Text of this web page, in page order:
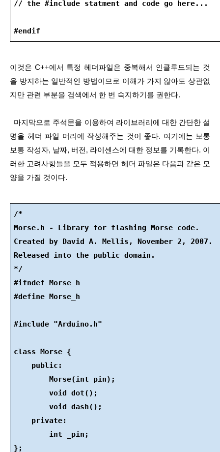
// the #include statment and code go here...
#endif
이것은 C++에서 특정 헤더파일은 중복해서 인클루드되는 것
을 방지하는 일반적인 방법이므로 이해가 가지 않아도 상관없
지만 관련 부분을 검색에서 한 번 숙지하기를 권한다.
명을 헤더 파일 머리에 작성해주는 것이 좋다. 여기에는 보통
보통 작성자, 날짜, 버전, 라이센스에 대한 정보를 기록한다. 이
러한 고려사항들을 모두 적용하면 헤더 파일은 다음과 같은 모
양을 가질 것이다.
/*
Morse.h - Library for flashing Morse code.
Created by David A. Mellis, November 2, 2007.
Released into the public domain.
*/
#ifndef Morse_h
#define Morse_h
#include "Arduino.h"
class Morse {
public:
Morse(int pin);
void dot();
void dash();
private:
int _pin;
};